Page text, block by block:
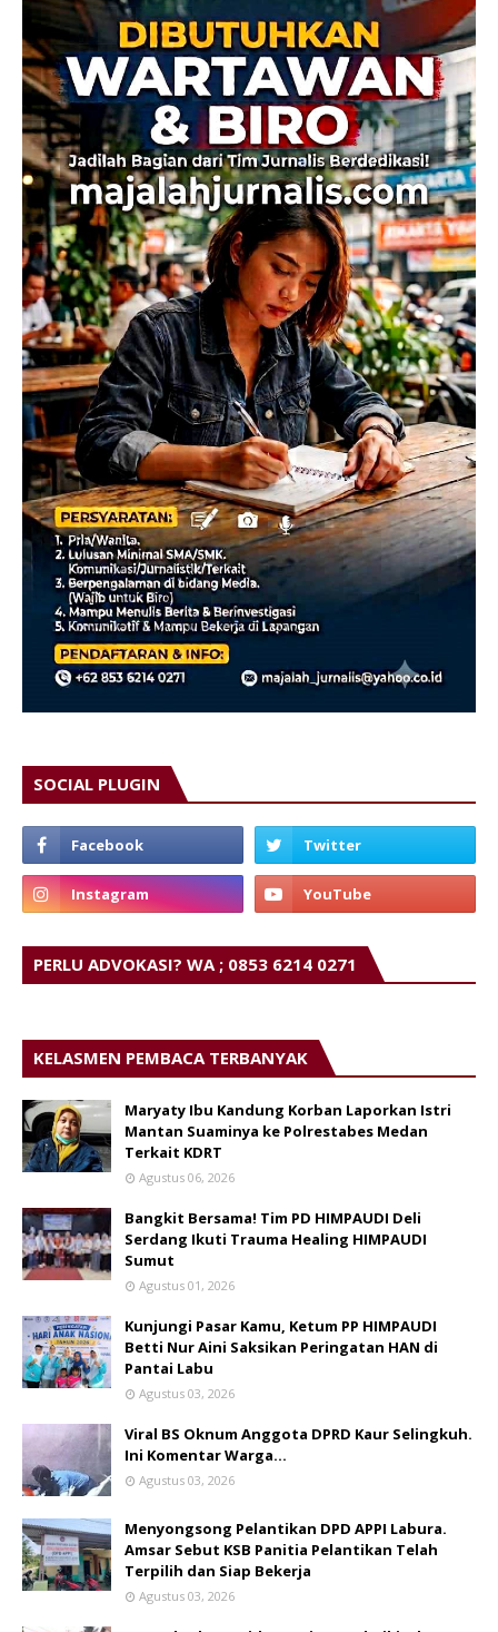
SOCIAL PLUGIN
PERLU ADVOKASI? WA ; 0853 6214 0271
KELASMEN PEMBACA TERBANYAK
Maryaty Ibu Kandung Korban Laporkan Istri
Mantan Suaminya ke Polrestabes Medan
Terkait KDRT
Agustus 06, 2026
Bangkit Bersama! Tim PD HIMPAUDI Deli
Serdang Ikuti Trauma Healing HIMPAUDI
Sumut
Agustus 01, 2026
Kunjungi Pasar Kamu, Ketum PP HIMPAUDI
Betti Nur Aini Saksikan Peringatan HAN di
Pantai Labu
Agustus 03, 2026
Viral BS Oknum Anggota DPRD Kaur Selingkuh.
Ini Komentar Warga…
Agustus 03, 2026
Menyongsong Pelantikan DPD APPI Labura.
Amsar Sebut KSB Panitia Pelantikan Telah
Terpilih dan Siap Bekerja
Agustus 03, 2026